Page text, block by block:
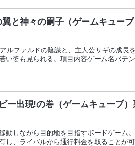
と神々の嗣子（ゲームキュー
ルファルドの陰謀と、主人公サギの成長
い姿も見られる。項目内容ゲーム名バテ
ー出現!の巻（ゲームキューブ
動しながら目的地を目指すボードゲーム
し、ライバルから通行料金を取ることが